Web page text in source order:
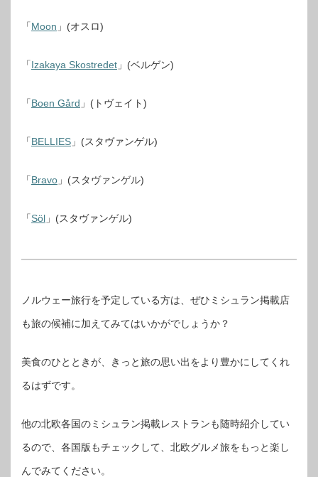
「Moon 」(オスロ)
「Izakaya Skostredet 」(ベルゲン)
「Boen Gård 」(トヴェイト)
「BELLIES 」(スタヴァンゲル)
「Bravo 」(スタヴァンゲル)
「Söl 」(スタヴァンゲル)
ノルウェー旅行を予定している方は、ぜひミシュラン掲載店
も旅の候補に加えてみてはいかがでしょうか？
美食のひとときが、きっと旅の思い出をより豊かにしてくれ
るはずです。
他の北欧各国のミシュラン掲載レストランも随時紹介してい
るので、各国版もチェックして、北欧グルメ旅をもっと楽し
んでみてください。